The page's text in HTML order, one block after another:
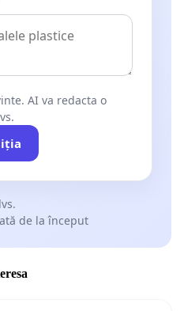
AI va redacta o
de la început